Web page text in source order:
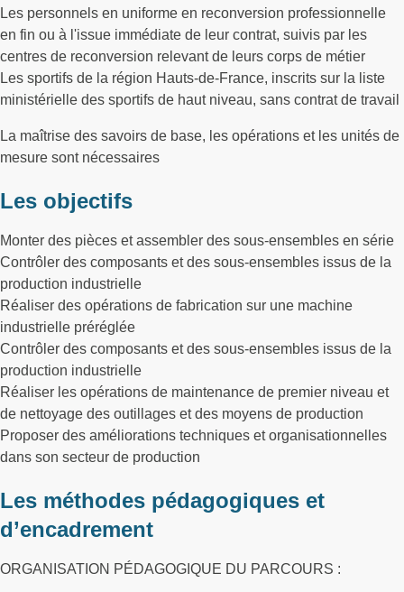
Les personnels en uniforme en reconversion professionnelle
en fin ou à l'issue immédiate de leur contrat, suivis par les
centres de reconversion relevant de leurs corps de métier
Les sportifs de la région Hauts-de-France, inscrits sur la liste
ministérielle des sportifs de haut niveau, sans contrat de travail
La maîtrise des savoirs de base, les opérations et les unités de
mesure sont nécessaires
Les objectifs
Monter des pièces et assembler des sous-ensembles en série
Contrôler des composants et des sous-ensembles issus de la
production industrielle
Réaliser des opérations de fabrication sur une machine
industrielle préréglée
Contrôler des composants et des sous-ensembles issus de la
production industrielle
Réaliser les opérations de maintenance de premier niveau et
de nettoyage des outillages et des moyens de production
Proposer des améliorations techniques et organisationnelles
dans son secteur de production
Les méthodes pédagogiques et
d’encadrement
ORGANISATION PÉDAGOGIQUE DU PARCOURS :